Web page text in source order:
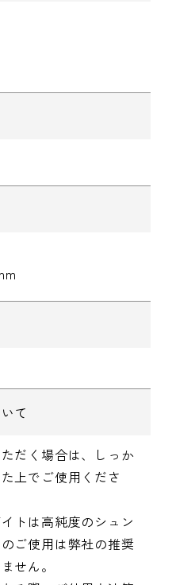
て
だく場合は、しっか
上でご使用くださ
トは高純度のシュン
ご使用は弊社の推奨
せん。